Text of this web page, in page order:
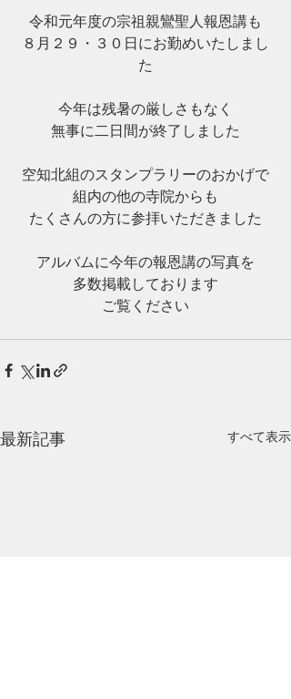
令和元年度の宗祖親鸞聖人報恩講も
８月２９・３０日にお勤めいたしまし
た
今年は残暑の厳しさもなく
無事に二日間が終了しました
空知北組のスタンプラリーのおかげで
組内の他の寺院からも
たくさんの方に参拝いただきました
アルバムに今年の報恩講の写真を
多数掲載しております
ご覧ください
最新記事 すべて表示